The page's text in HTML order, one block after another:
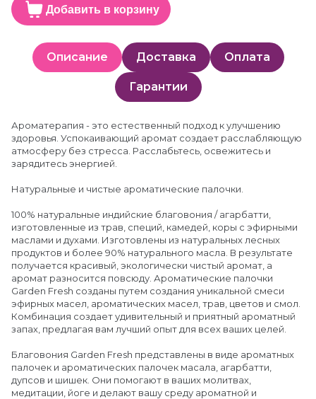
Добавить в корзину
Описание Доставка Оплата
Гарантии
Ароматерапия - это естественный подход к улучшению
здоровья. Успокаивающий аромат создает расслабляющую
атмосферу без стресса. Расслабьтесь, освежитесь и
зарядитесь энергией.
Натуральные и чистые ароматические палочки.
100% натуральные индийские благовония / агарбатти,
изготовленные из трав, специй, камедей, коры с эфирными
маслами и духами. Изготовлены из натуральных лесных
продуктов и более 90% натурального масла. В результате
получается красивый, экологически чистый аромат, а
аромат разносится повсюду. Ароматические палочки
Garden Fresh созданы путем создания уникальной смеси
эфирных масел, ароматических масел, трав, цветов и смол.
Комбинация создает удивительный и приятный ароматный
запах, предлагая вам лучший опыт для всех ваших целей.
Благовония Garden Fresh представлены в виде ароматных
палочек и ароматических палочек масала, агарбатти,
дупсов и шишек. Они помогают в ваших молитвах,
медитации, йоге и делают вашу среду ароматной и